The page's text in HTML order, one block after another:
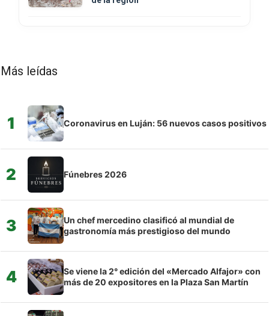
Más leídas
1 Coronavirus en Luján: 56 nuevos casos positivos
2 Fúnebres 2026
3
Un chef mercedino clasificó al mundial de
gastronomía más prestigioso del mundo
4
Se viene la 2° edición del «Mercado Alfajor» con
más de 20 expositores en la Plaza San Martín